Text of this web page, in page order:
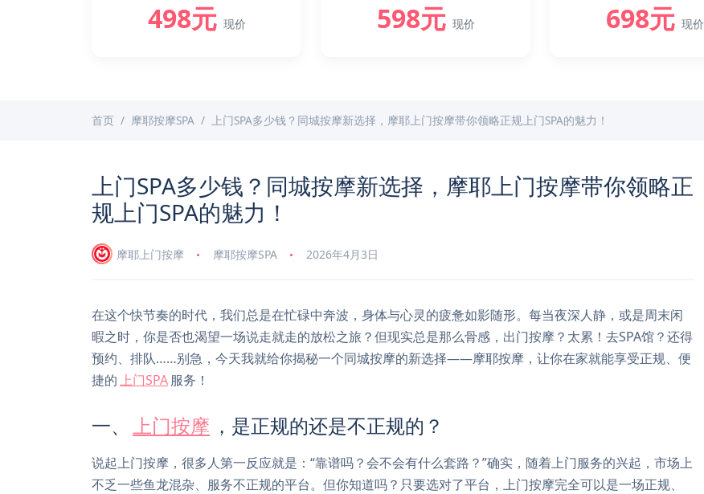
498元 现价 598元 现价 698元 现价
首页 摩耶按摩SPA 上门SPA多少钱？同城按摩新选择，摩耶上门按摩带你领略正规上门SPA的魅力！
上门SPA多少钱？同城按摩新选择，摩耶上门按摩带你领略正
规上门SPA的魅力！
摩耶上门按摩 摩耶按摩SPA 2026年4月3日
在这个快节奏的时代，我们总是在忙碌中奔波，身体与心灵的疲惫如影随形。每当夜深人静，或是周末闲
暇之时，你是否也渴望一场说走就走的放松之旅？但现实总是那么骨感，出门按摩？太累！去SPA馆？还得
预约、排队……别急，今天我就给你揭秘一个同城按摩的新选择——摩耶按摩，让你在家就能享受正规、便
捷的上门SPA服务！
一、 上门按摩 ，是正规的还是不正规的？
说起上门按摩，很多人第一反应就是：“靠谱吗？会不会有什么套路？”确实，随着上门服务的兴起，市场上
不乏一些鱼龙混杂、服务不正规的平台。但你知道吗？只要选对了平台，上门按摩完全可以是一场正规、